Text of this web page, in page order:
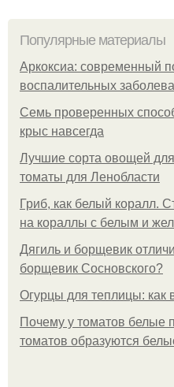
Популярные материалы
Аркоксиа: современный
воспалительных
Семь проверенных
крыс навсегда
Лучшие сорта овощей
томаты для Ленобласти
Гриб, как белый коралл.
на кораллы с белым и
Дягиль и борщевик
борщевик Сосновского?
Огурцы для теплицы: как
Почему у томатов белые
томатов образуются